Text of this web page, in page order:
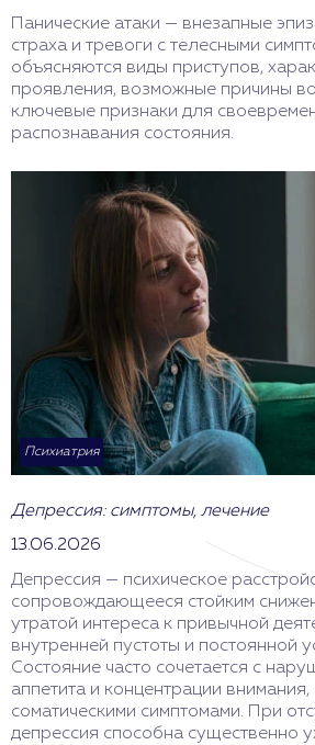
Панические атаки — внезапные
страха и тревоги с телесными
объясняются виды приступов,
проявления, возможные причины
ключевые признаки для
распознавания состояния.
Психиатрия
Депрессия: симптомы, лечение
13.06.2026
Депрессия — психическое
сопровождающееся стойким
утратой интереса к привычной
внутренней пустоты и постоянной
Состояние часто сочетается с
аппетита и концентрации внимания,
соматическими симптомами. При
депрессия способна существенно